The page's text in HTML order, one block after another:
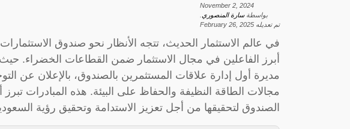
November 2, 2024
بواسطةسارة المنصوري
تم تعديله February 26, 2025
في عالم الاستثمار الحديث، تتجه الأنظار نحو صندوق
أبرز الفاعلين في مجال الاستثمار ضمن القطاعات الخضراء.
مديرة أول إدارة علاقات المستثمرين بالصندوق، بالإعلان عن
مجالات الطاقة النظيفة والحفاظ على البيئة. هذه المبادرات
الصندوق لتحقيقها من أجل تعزيز الاستدامة وتحقيق رؤية السعودية